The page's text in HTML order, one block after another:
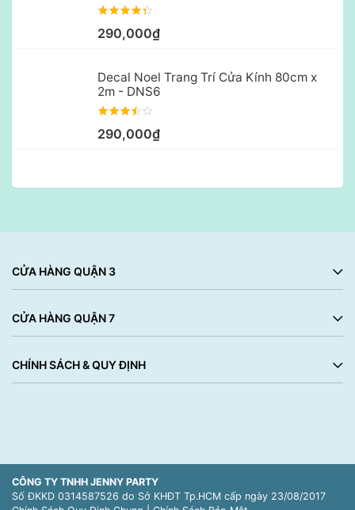
290,000₫
Decal Noel Trang Trí Cửa Kính 80cm x
2m - DNS6
290,000₫
CỬA HÀNG QUẬN 3
CỬA HÀNG QUẬN 7
CHÍNH SÁCH & QUY ĐỊNH
CÔNG TY TNHH JENNY PARTY
Số ĐKKD 0314587526 do Sở KHĐT Tp.HCM cấp ngày 23/08/2017